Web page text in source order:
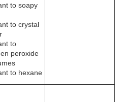
to soapy
to crystal
to
peroxide
to hexane